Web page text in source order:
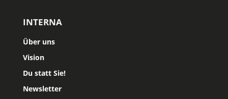
INTERNA
Über uns
Vision
Du statt Sie!
Newsletter